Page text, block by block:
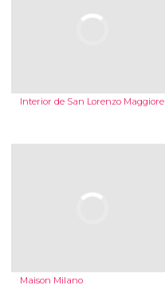
Interior de San Lorenzo Maggiore
Maison Milano